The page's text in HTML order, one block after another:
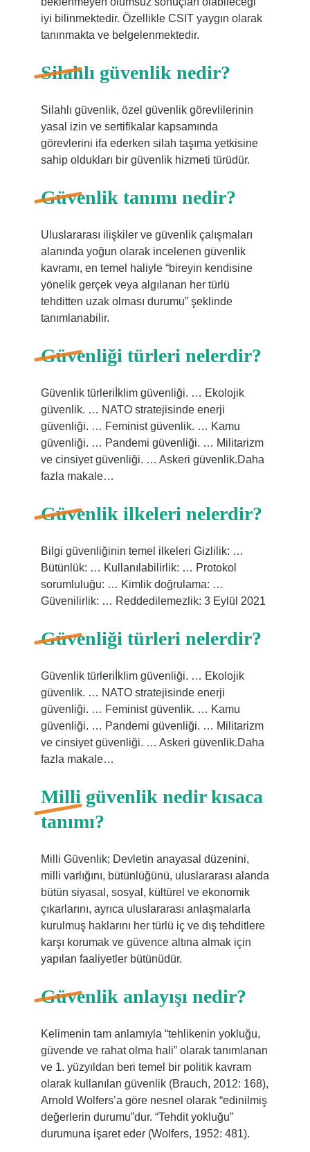
iyi bilinmektedir. Özellikle CSIT yaygın olarak
tanınmakta ve belgelenmektedir.
Silahlı güvenlik nedir?
Silahlı güvenlik, özel güvenlik görevlilerinin
yasal izin ve sertifikalar kapsamında
görevlerini ifa ederken silah taşıma yetkisine
sahip oldukları bir güvenlik hizmeti türüdür.
Güvenlik tanımı nedir?
Uluslararası ilişkiler ve güvenlik çalışmaları
alanında yoğun olarak incelenen güvenlik
kavramı, en temel haliyle “bireyin kendisine
yönelik gerçek veya algılanan her türlü
tehditten uzak olması durumu” şeklinde
tanımlanabilir.
Güvenliği türleri nelerdir?
Güvenlik türleriİklim güvenliği. … Ekolojik
güvenlik. … NATO stratejisinde enerji
güvenliği. … Feminist güvenlik. … Kamu
güvenliği. … Pandemi güvenliği. … Militarizm
ve cinsiyet güvenliği. … Askeri güvenlik.Daha
fazla makale…
Güvenlik ilkeleri nelerdir?
Bilgi güvenliğinin temel ilkeleri Gizlilik: …
Bütünlük: … Kullanılabilirlik: … Protokol
sorumluluğu: … Kimlik doğrulama: …
Güvenilirlik: … Reddedilemezlik: 3 Eylül 2021
Güvenliği türleri nelerdir?
Güvenlik türleriİklim güvenliği. … Ekolojik
güvenlik. … NATO stratejisinde enerji
güvenliği. … Feminist güvenlik. … Kamu
güvenliği. … Pandemi güvenliği. … Militarizm
ve cinsiyet güvenliği. … Askeri güvenlik.Daha
fazla makale…
Milli güvenlik nedir kısaca
tanımı?
Milli Güvenlik; Devletin anayasal düzenini,
milli varlığını, bütünlüğünü, uluslararası alanda
bütün siyasal, sosyal, kültürel ve ekonomik
çıkarlarını, ayrıca uluslararası anlaşmalarla
kurulmuş haklarını her türlü iç ve dış tehditlere
karşı korumak ve güvence altına almak için
yapılan faaliyetler bütünüdür.
Güvenlik anlayışı nedir?
Kelimenin tam anlamıyla “tehlikenin yokluğu,
güvende ve rahat olma hali” olarak tanımlanan
ve 1. yüzyıldan beri temel bir politik kavram
olarak kullanılan güvenlik (Brauch, 2012: 168),
Arnold Wolfers’a göre nesnel olarak “edinilmiş
değerlerin durumu”dur. “Tehdit yokluğu”
durumuna işaret eder (Wolfers, 1952: 481).